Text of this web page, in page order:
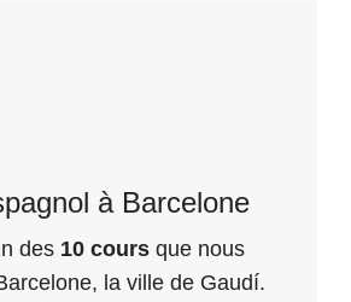
à Barcelone
des 10 cours que nous
la ville de Gaudí.